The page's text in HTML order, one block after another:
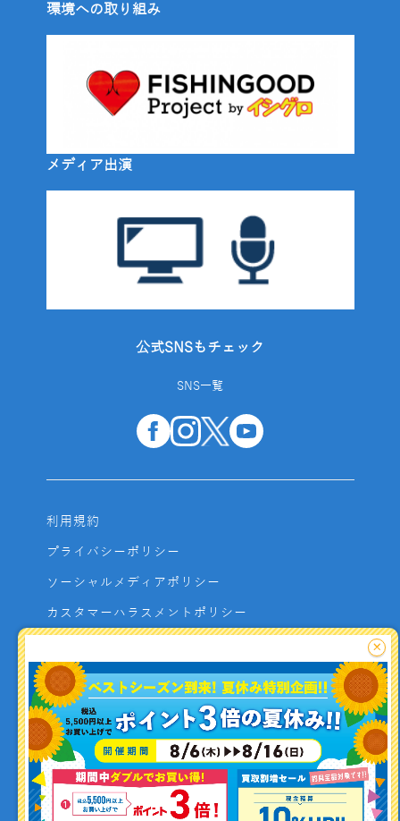
釣り情報を
投稿する
環境への取り組み
メディア出演
公式SNSもチェック
SNS一覧
利用規約
プライバシーポリシー
ソーシャルメディアポリシー
カスタマーハラスメントポリシー
よくあるご質問
お問い合わせ
利用者資金の保全方法
×